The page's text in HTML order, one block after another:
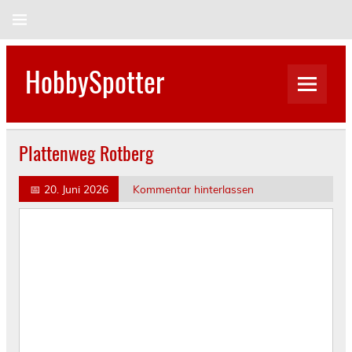
HobbySpotter
Plattenweg Rotberg
📅 20. Juni 2026 Kommentar hinterlassen